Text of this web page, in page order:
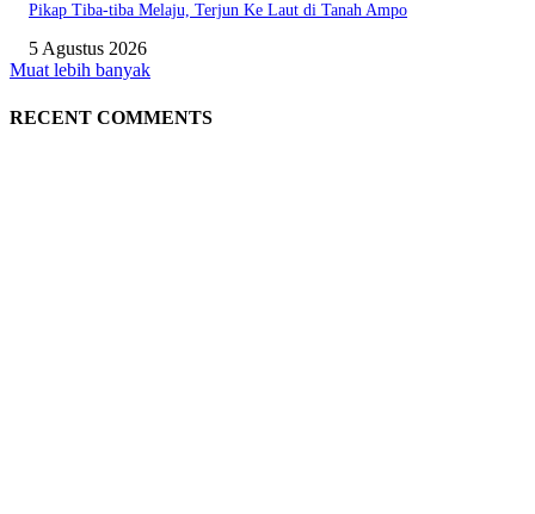
Pikap Tiba-tiba Melaju, Terjun Ke Laut di Tanah Ampo
5 Agustus 2026
Muat lebih banyak
RECENT COMMENTS